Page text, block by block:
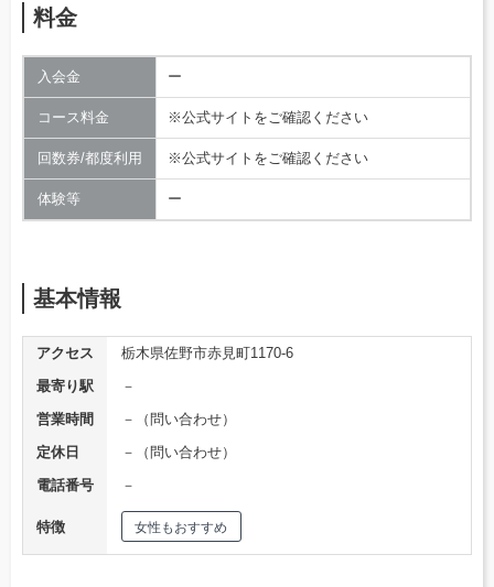
料金
入会金 ー
コース料金 ※公式サイトをご確認ください
回数券/都度利用 ※公式サイトをご確認ください
体験等 ー
基本情報
アクセス
栃木県佐野市赤見町1170-6
最寄り駅
－
営業時間
－（問い合わせ）
定休日
－（問い合わせ）
電話番号
－
特徴 女性もおすすめ